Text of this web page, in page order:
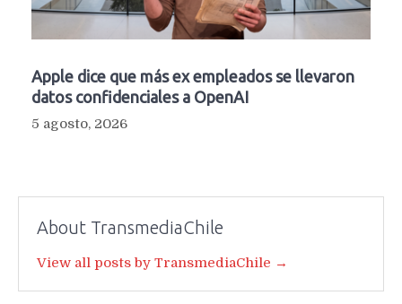
Apple dice que más ex empleados se llevaron
datos confidenciales a OpenAI
5 agosto, 2026
About TransmediaChile
View all posts by TransmediaChile →